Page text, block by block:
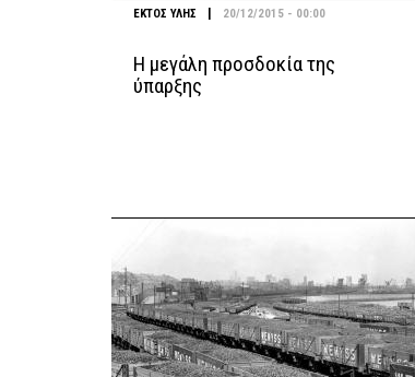
ΕΚΤΟΣ ΥΛΗΣ | 20/12/2015 - 00:00
Η μεγάλη προσδοκία της
ύπαρξης